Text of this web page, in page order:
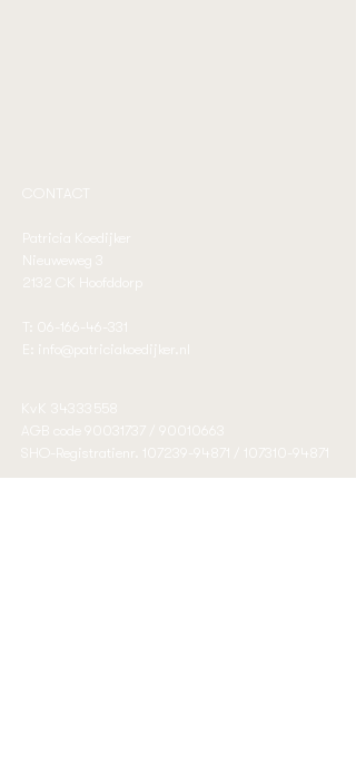
CONTACT
Patricia Koedijker
2132 CK Hoofddorp
T:
06-166-46-331
info@patriciakoedijker.nl
34333558
90031737
90010663
SHO-Registratienr.
107239-94871 107310-94871